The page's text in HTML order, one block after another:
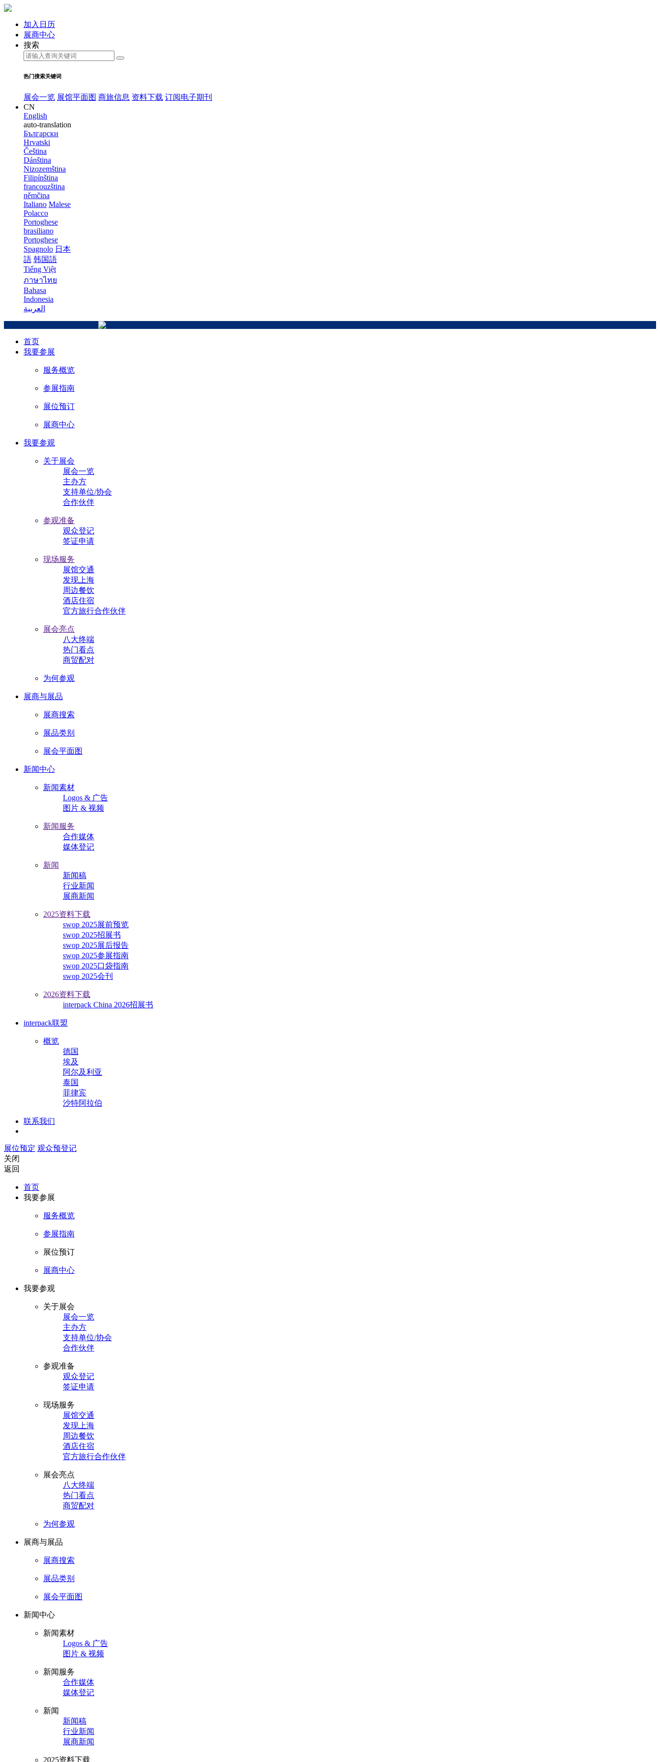
加入日历
展商中心
搜索
热门搜索关键词
展会一览 展馆平面图 商旅信息 资料下载 订阅电子期刊
CN
English
auto-translation
Български
Hrvatski
Čeština
Dánština
Nizozemština
Filipínština
francouzština
němčina
Italiano Malese
Polacco
Portoghese
brasiliano
Portoghese
Spagnolo 日本
語 韩国語
Tiếng Việt
ภาษาไทย
Bahasa
Indonesia
العربية
首页
我要参展
服务概览
参展指南
展位预订
展商中心
我要参观
关于展会
展会一览
主办方
支持单位/协会
合作伙伴
参观准备
观众登记
签证申请
现场服务
展馆交通
发现上海
周边餐饮
酒店住宿
官方旅行合作伙伴
展会亮点
八大终端
热门看点
商贸配对
为何参观
展商与展品
展商搜索
展品类别
展会平面图
新闻中心
新闻素材
Logos & 广告
图片 & 视频
新闻服务
合作媒体
媒体登记
新闻
新闻稿
行业新闻
展商新闻
2025资料下载
swop 2025展前预览
swop 2025招展书
swop 2025展后报告
swop 2025参展指南
swop 2025口袋指南
swop 2025会刊
2026资料下载
interpack China 2026招展书
interpack联盟
概览
德国
埃及
阿尔及利亚
泰国
菲律宾
沙特阿拉伯
联系我们
展位预定 观众预登记
关闭
返回
首页
我要参展
服务概览
参展指南
展位预订
展商中心
我要参观
关于展会
展会一览
主办方
支持单位/协会
合作伙伴
参观准备
观众登记
签证申请
现场服务
展馆交通
发现上海
周边餐饮
酒店住宿
官方旅行合作伙伴
展会亮点
八大终端
热门看点
商贸配对
为何参观
展商与展品
展商搜索
展品类别
展会平面图
新闻中心
新闻素材
Logos & 广告
图片 & 视频
新闻服务
合作媒体
媒体登记
新闻
新闻稿
行业新闻
展商新闻
2025资料下载